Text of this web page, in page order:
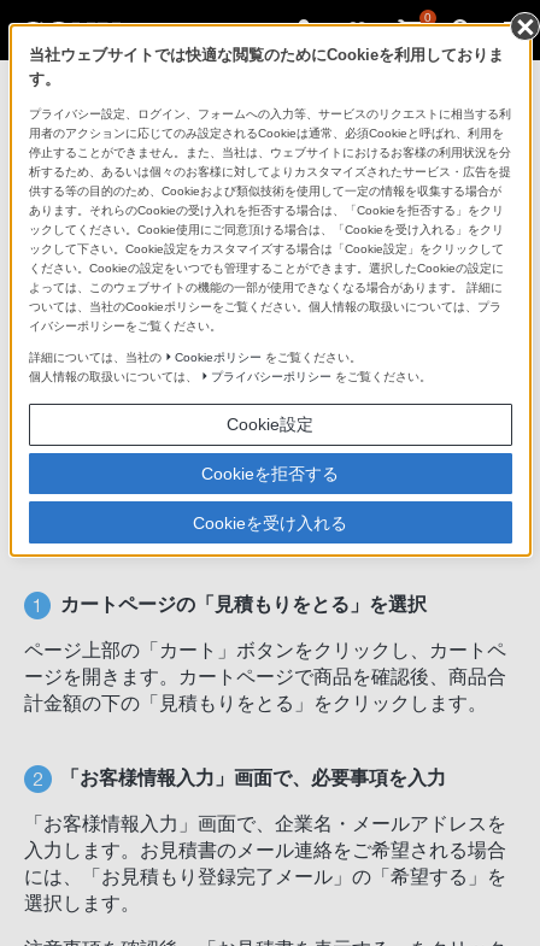
0
お見積書発行ガイド
ご購入検討時にご利用いただけるお見積書の発行の手順
をご説明します。
ウェブで選択した商品のお見積書が発行できます。
発行したお見積書の内容で、ウェブ上でそのままご
購入いただけます。
お見積書の内容を、メールにてご連絡差し上げま
す。
お見積書発行の手順
お見積書発行からのご購入の手順
お見積書発行の手順
カートページの「見積もりをとる」を選択
ページ上部の「カート」ボタンをクリックし、カートペ
ージを開きます。カートページで商品を確認後、商品合
計金額の下の「見積もりをとる」をクリックします。
「お客様情報入力」画面で、必要事項を入力
「お客様情報入力」画面で、企業名・メールアドレスを
入力します。お見積書のメール連絡をご希望される場合
には、「お見積もり登録完了メール」の「希望する」を
選択します。
当社ウェブサイトでは快適な閲覧のためにCookieを利用しておりま
す。
プライバシー設定、ログイン、フォームへの入力等、サービスのリクエストに相当する利
用者のアクションに応じてのみ設定されるCookieは通常、必須Cookieと呼ばれ、利用を
停止することができません。また、当社は、ウェブサイトにおけるお客様の利用状況を分
析するため、あるいは個々のお客様に対してよりカスタマイズされたサービス・広告を提
供する等の目的のため、Cookieおよび類似技術を使用して一定の情報を収集する場合が
あります。それらのCookieの受け入れを拒否する場合は、「Cookieを拒否する」をクリ
ックしてください。Cookie使用にご同意頂ける場合は、「Cookieを受け入れる」をクリ
ックして下さい。Cookie設定をカスタマイズする場合は「Cookie設定」をクリックして
ください。Cookieの設定をいつでも管理することができます。選択したCookieの設定に
よっては、このウェブサイトの機能の一部が使用できなくなる場合があります。 詳細に
ついては、当社のCookieポリシーをご覧ください。個人情報の取扱いについては、プラ
イバシーポリシーをご覧ください。
詳細については、当社の Cookieポリシー をご覧ください。
個人情報の取扱いについては、
プライバシーポリシー をご覧ください。
Cookie設定
Cookieを拒否する
Cookieを受け入れる